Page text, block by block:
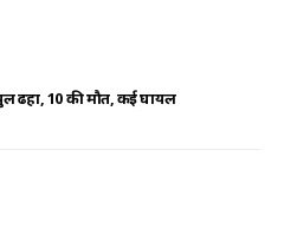
ढहा, 10 की मौत, कई घायल